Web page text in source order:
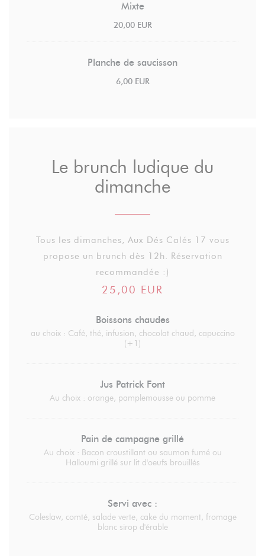
Mixte
20,00 EUR
Planche de saucisson
6,00 EUR
Le brunch ludique du
dimanche
Tous les dimanches, Aux Dés Calés 17 vous
propose un brunch dès 12h. Réservation
recommandée :)
25,00 EUR
Boissons chaudes
au choix : Café, thé, infusion, chocolat chaud, capuccino
(+1)
Jus Patrick Font
Au choix : orange, pamplemousse ou pomme
Pain de campagne grillé
Au choix : Bacon croustillant ou saumon fumé ou
Halloumi grillé sur lit d'oeufs brouillés
Servi avec :
Coleslaw, comté, salade verte, cake du moment, fromage
blanc sirop d'érable